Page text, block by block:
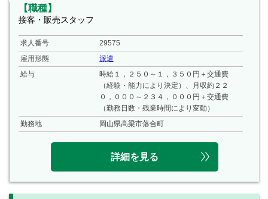
【職種】
接客・販売スタッフ
求人番号
29575
雇用形態
派遣
給与
時給１，２５０～１，３５０円＋交通費
（経験・能力により決定）、月収約２２
０，０００～２３４，０００円＋交通費
（勤務日数・残業時間により変動）
勤務地
岡山県高梁市落合町
詳細を見る